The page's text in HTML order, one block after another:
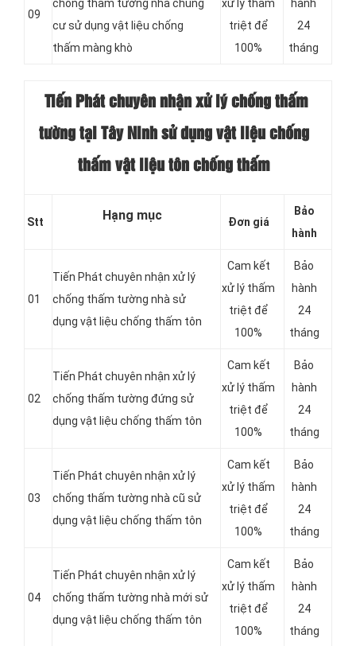
09
chống thấm tường nhà chung
cư sử dụng vật liệu chống
thấm màng khò
xử lý thấm
triệt để
100%
hành
24
tháng
Tiến Phát chuyên nhận xử lý chống thấm
tường tại Tây Ninh sử dụng vật liệu chống
thấm vật liệu tôn chống thấm
Stt Hạng mục Đơn giá
Bảo
hành
01
Tiến Phát chuyên nhận xử lý
chống thấm tường nhà sử
dụng vật liệu chống thấm tôn
Cam kết
xử lý thấm
triệt để
100%
Bảo
hành
24
tháng
02
Tiến Phát chuyên nhận xử lý
chống thấm tường đứng sử
dụng vật liệu chống thấm tôn
Cam kết
xử lý thấm
triệt để
100%
Bảo
hành
24
tháng
03
Tiến Phát chuyên nhận xử lý
chống thấm tường nhà cũ sử
dụng vật liệu chống thấm tôn
Cam kết
xử lý thấm
triệt để
100%
Bảo
hành
24
tháng
04
Tiến Phát chuyên nhận xử lý
chống thấm tường nhà mới sử
dụng vật liệu chống thấm tôn
Cam kết
xử lý thấm
triệt để
100%
Bảo
hành
24
tháng